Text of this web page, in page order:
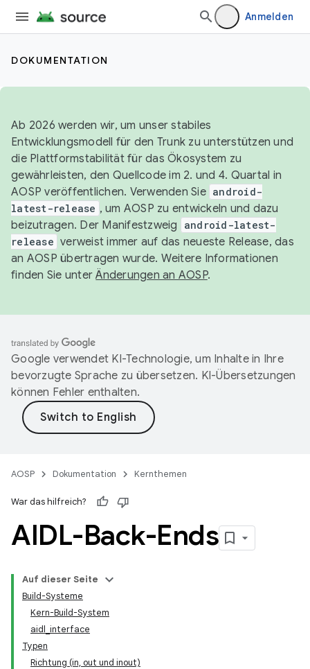
Anmelden
DOKUMENTATION
Ab 2026 werden wir, um unser stabiles
Entwicklungsmodell für den Trunk zu unterstützen und
die Plattformstabilität für das Ökosystem zu
gewährleisten, den Quellcode im 2. und 4. Quartal in
AOSP veröffentlichen. Verwenden Sie android-
latest-release , um AOSP zu entwickeln und dazu
beizutragen. Der Manifestzweig
android-latest-
release verweist immer auf das neueste Release, das
an AOSP übertragen wurde. Weitere Informationen
finden Sie unterÄnderungen an AOSP.
Google verwendet KI-Technologie, um Inhalte in Ihre
bevorzugte Sprache zu übersetzen. KI-Übersetzungen
können Fehler enthalten.
AOSP Dokumentation Kernthemen
War das hilfreich?
AIDL-Back-Ends
Auf dieser Seite
Build-Systeme
Kern-Build-System
aidl_interface
Typen
Richtung (in, out und inout)